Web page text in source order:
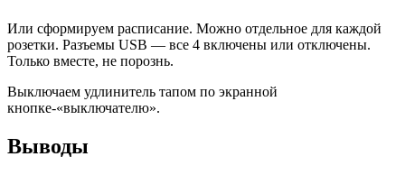
Или сформируем расписание. Можно отдельное для каждой
розетки. Разъемы USB — все 4 включены или отключены.
Только вместе, не порознь.
Выключаем удлинитель тапом по экранной
кнопке-«выключателю».
Выводы